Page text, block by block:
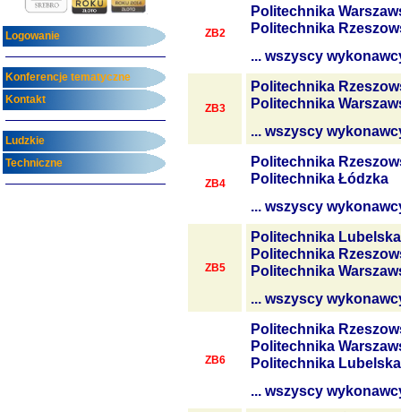
Logowanie
Konferencje tematyczne
Kontakt
Ludzkie
Techniczne
ZB2
Politechnika
Politechnika
... wszyscy
ZB3
Politechnika
Politechnika
... wszyscy
ZB4
Politechnika
Politechnika Łódzka
... wszyscy
ZB5
Politechnika Lubelska
Politechnika
Politechnika
... wszyscy
ZB6
Politechnika
Politechnika
Politechnika Lubelska
... wszyscy